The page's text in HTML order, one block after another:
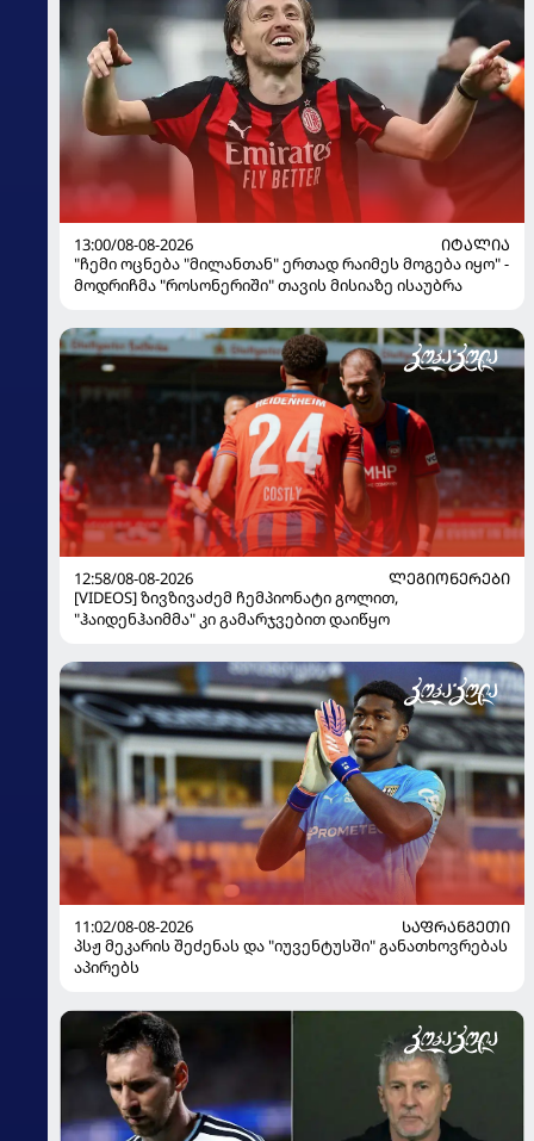
13:00/08-08-2026
ᲘᲢᲐᲚᲘᲐ
"ჩემი ოცნება "მილანთან" ერთად რაიმეს მოგება იყო" -
მოდრიჩმა "როსონერიში" თავის მისიაზე ისაუბრა
12:58/08-08-2026
ᲚᲔᲒᲘᲝᲜᲔᲠᲔᲑᲘ
[VIDEOS] ზივზივაძემ ჩემპიონატი გოლით,
"ჰაიდენჰაიმმა" კი გამარჯვებით დაიწყო
11:02/08-08-2026
ᲡᲐᲤᲠᲐᲜᲒᲔᲗᲘ
პსჟ მეკარის შეძენას და "იუვენტუსში" განათხოვრებას
აპირებს